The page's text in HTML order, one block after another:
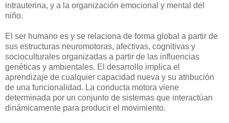
intrauterina, y a la organización emocional y mental del
niño.
El ser humano es y se relaciona de forma global a partir de
sus estructuras neuromotoras, afectivas, cognitivas y
socioculturales organizadas a partir de las influencias
genéticas y ambientales. El desarrollo implica el
aprendizaje de cualquier capacidad nueva y su atribución
de una funcionalidad. La conducta motora viene
determinada por un conjunto de sistemas que interactúan
dinámicamente para producir el movimiento.